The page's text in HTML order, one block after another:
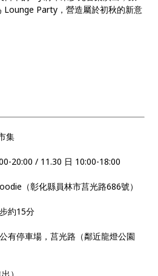
Lounge Party，營造屬於初秋的新意
集
20:00 / 11.30 日 10:00-18:00
（彰化縣員林市莒光路686號）
約15分
有停車場，莒光路（鄰近龍燈公園